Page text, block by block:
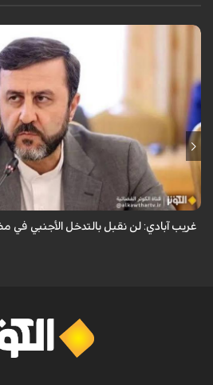
قال نائب وزير الخارجية الإيراني كاظم غريب
الأجنبي في مضيق هرمز.
غريب آبادي: لن نقبل بالتدخل الأجنبي في